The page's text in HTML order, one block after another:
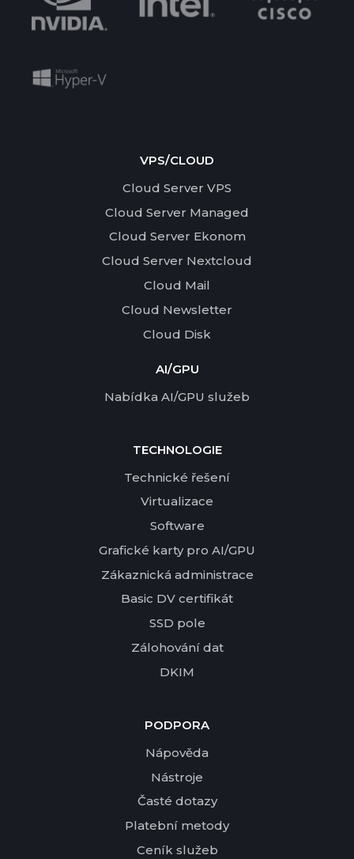
VPS/CLOUD
Cloud Server VPS
Cloud Server Managed
Cloud Server Ekonom
Cloud Server Nextcloud
Cloud Mail
Cloud Newsletter
Cloud Disk
AI/GPU
Nabídka AI/GPU služeb
TECHNOLOGIE
Technické řešení
Virtualizace
Software
Grafické karty pro AI/GPU
Zákaznická administrace
Basic DV certifikát
SSD pole
Zálohování dat
DKIM
PODPORA
Nápověda
Nástroje
Časté dotazy
Platební metody
Ceník služeb